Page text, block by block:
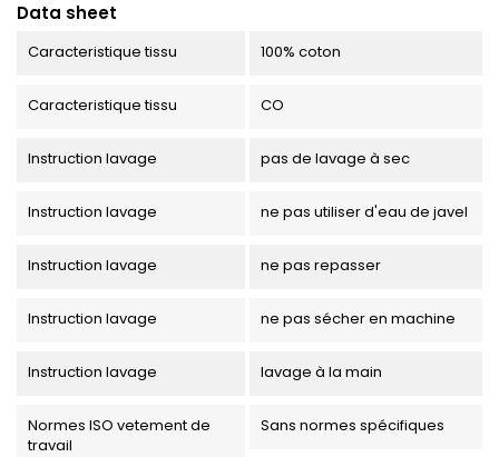
Data sheet
Caracteristique tissu 100% coton
Caracteristique tissu CO
Instruction lavage pas de lavage à sec
Instruction lavage ne pas utiliser d'eau de javel
Instruction lavage ne pas repasser
Instruction lavage ne pas sécher en machine
Instruction lavage lavage à la main
Normes ISO vetement de
travail
Sans normes spécifiques